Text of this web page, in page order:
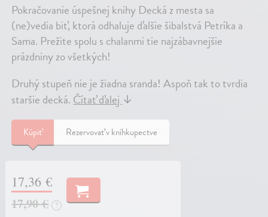
Pokračovanie úspešnej knihy Decká z mesta sa
(ne)vedia biť, ktorá odhaluje ďalšie šibalstvá Petríka a
Sama. Prežite spolu s chalanmi tie najzábavnejšie
prázdniny zo všetkých!
Druhý stupeň nie je žiadna sranda! Aspoň tak to tvrdia
staršie decká.Čítať ďalej↓
Kúpiť Rezervovať v kníhkupectve
17,36 €
17,90 €
?